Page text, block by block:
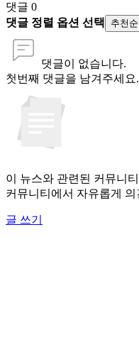
댓글 0
댓글 정렬 옵션 선택
추천순
댓글이 없습니다.
첫번째 댓글을 남겨주세요.
이 뉴스와 관련된 커뮤니
커뮤니티에서 자유롭게
글 쓰기